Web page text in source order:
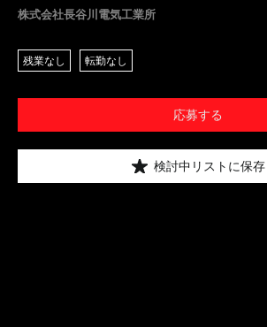
株式会社長谷川電気工業所
残業なし 転勤なし
応募する
検討中リストに保存